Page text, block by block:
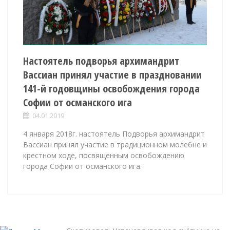
Настоятель подворья архимандрит
Вассиан принял участие в праздновании
141-й годовщины освобождения города
Софии от османского ига
04.01.2019
4 января 2018г. настоятель Подворья архимандрит
Вассиан принял участие в традиционном молебне и
крестном ходе, посвященным освобождению
города Софии от османского ига.